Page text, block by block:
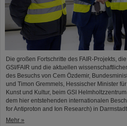
Die großen Fortschritte des FAIR-Projekts,
GSI/FAIR und die aktuellen
des Besuchs von Cem Özdemir,
und Timon Gremmels, Hessischer Minister
Kunst und Kultur, beim GSI
dem hier entstehenden internationalen
for Antiproton and Ion Research) in
Mehr »